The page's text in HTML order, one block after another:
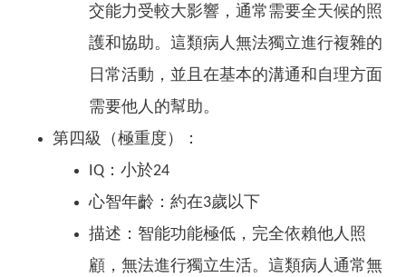
交能力受較大影響，通常需要全天候的照
護和協助。這類病人無法獨立進行複雜的
日常活動，並且在基本的溝通和自理方面
需要他人的幫助。
第四級（極重度）：
IQ：小於24
心智年齡：約在3歲以下
描述：智能功能極低，完全依賴他人照
顧，無法進行獨立生活。這類病人通常無